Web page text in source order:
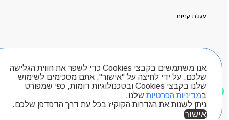
אנו משתמשים בקבצי Cookies כדי לשפר את חווית הגלישה
שלכם. על ידי לחיצה על "אישור", אתם מסכימים לשימוש
שלנו בקבצי Cookies ובטכנולוגיות דומות, כפי שמפורט
במדיניות הפרטיות שלנו.
ניתן לשנות את הגדרות הקוקיז בכל עת דרך הדפדפן שלכם.
אישור
עגלת קניות
חיפוש מוצרים
מוצרים שאהבתי
המגזין
יצירת קשר
Byou